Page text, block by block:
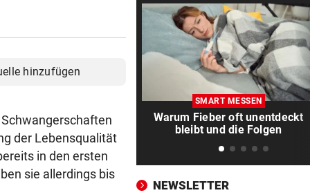
hinzufügen
der Lebensqualität
in den ersten
sie allerdings bis
KUNDENDATEN BETROFFEN vor 3
Cyberangriff auf Wiener
Schmuckhändler Frey Wille
EUROPA-LEAGUE-QUALI vor
Joker Tabakovic führt
Last-Minute-Sieg
Erste Anklage gegen Israeli
Gaza-Krieg
SMART MESSEN
Warum Fieber oft unentdeckt
bleibt und die Folgen
NEWSLETTER